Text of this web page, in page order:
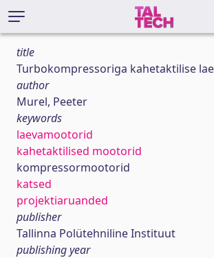
title
Turbokompressoriga kahetaktilise
author
Murel, Peeter
keywords
laevamootorid
kahetaktilised mootorid
kompressormootorid
katsed
projektiaruanded
publisher
Tallinna Polütehniline Instituut
publishing year